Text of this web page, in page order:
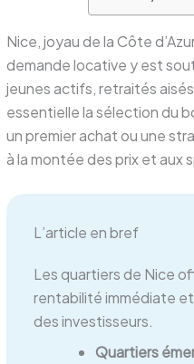
Nice, joyau de la Côte
demande locative y est
jeunes actifs, retraités
essentielle la sélection du
un premier achat ou une
à la montée des prix et aux
L’article en bref
Les quartiers de Nice
rentabilité immédiate
des investisseurs.
Quartiers